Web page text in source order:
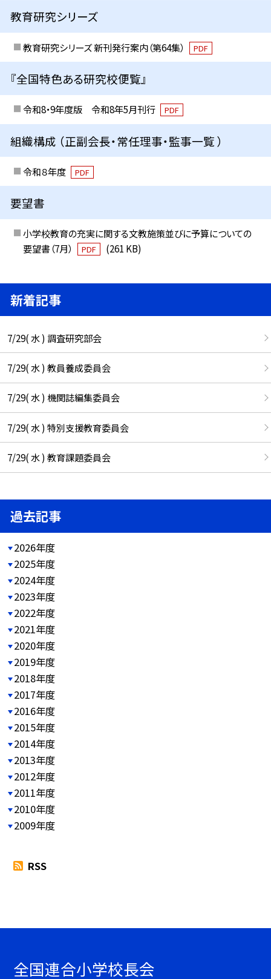
教育研究シリーズ
教育研究シリーズ 新刊発行案内（第64集） PDF
『全国特色ある研究校便覧』
令和8・9年度版 令和8年5月刊行 PDF
組織構成 （正副会長・常任理事・監事一覧 ）
令和８年度 PDF
要望書
小学校教育の充実に関する文教施策並びに予算についての
要望書（7月）
PDF (261 KB)
新着記事
7/29( 水 ) 調査研究部会
7/29( 水 ) 教員養成委員会
7/29( 水 ) 機関誌編集委員会
7/29( 水 ) 特別支援教育委員会
7/29( 水 ) 教育課題委員会
過去記事
2026年度
2025年度
2024年度
2023年度
2022年度
2021年度
2020年度
2019年度
2018年度
2017年度
2016年度
2015年度
2014年度
2013年度
2012年度
2011年度
2010年度
2009年度
RSS
全国連合小学校長会